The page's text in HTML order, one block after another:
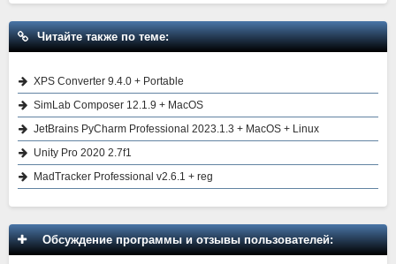
Читайте также по теме:
XPS Converter 9.4.0 + Portable
SimLab Composer 12.1.9 + MacOS
JetBrains PyCharm Professional 2023.1.3 + MacOS + Linux
Unity Pro 2020 2.7f1
MadTracker Professional v2.6.1 + reg
Обсуждение программы и отзывы пользователей: